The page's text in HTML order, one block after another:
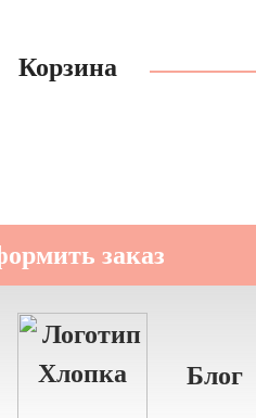
Корзина
заказ
Блог